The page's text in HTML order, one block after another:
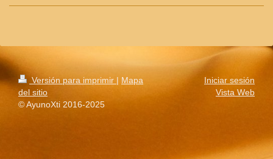
Versión para imprimir | Mapa
del sitio
© AyunoXti 2016-2025
Iniciar sesión
Vista Web